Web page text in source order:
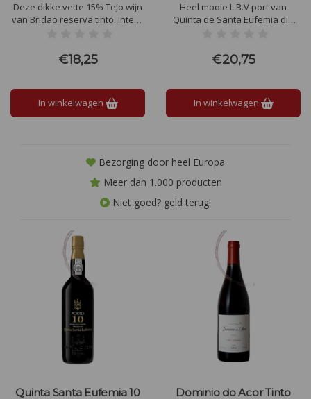
Deze dikke vette 15% TeJo wijn
van Bridao reserva tinto. Intens
fruit, bosvruchten, jam en
tabak.
€18,25
In winkelwagen
Heel mooie L.B.V port van
Quinta de Santa Eufemia die
20% Touriga Franca, waarvan
het merendeel van de
€20,75
In winkelwagen
Bezorging door heel Europa
Meer dan 1.000 producten
Niet goed? geld terug!
Quinta Santa Eufemia 10
Dominio do Acor Tinto